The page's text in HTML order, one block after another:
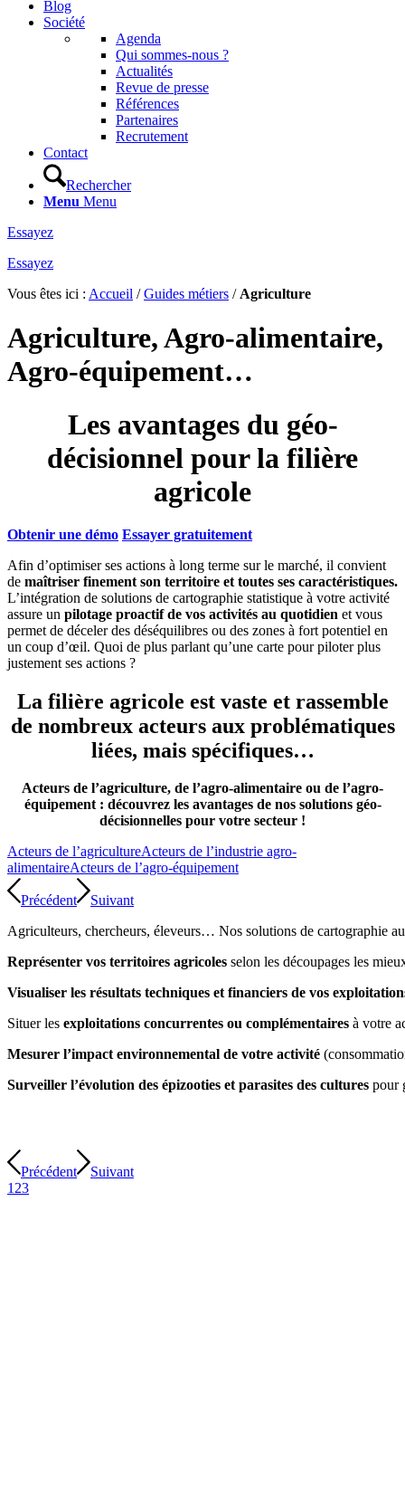
Blog
Société
Agenda
Qui sommes-nous ?
Actualités
Revue de presse
Références
Partenaires
Recrutement
Contact
Rechercher
Menu Menu
Essayez
Essayez
Vous êtes ici : Accueil /Guides métiers / Agriculture
Agriculture, Agro-alimentaire,
Agro-équipement…
Les avantages du géo-
décisionnel pour la filière
agricole
Obtenir une démo Essayer gratuitement
Afin d’optimiser ses actions à long terme sur le marché, il convient
de maîtriser finement son territoire et toutes ses caractéristiques.
L’intégration de solutions de cartographie statistique à votre activité
assure un pilotage proactif de vos activités au quotidien et vous
permet de déceler des déséquilibres ou des zones à fort potentiel en
un coup d’œil. Quoi de plus parlant qu’une carte pour piloter plus
justement ses actions ?
La filière agricole est vaste et rassemble
de nombreux acteurs aux problématiques
liées, mais spécifiques…
Acteurs de l’agriculture, de l’agro-alimentaire ou de l’agro-
équipement : découvrez les avantages de nos solutions géo-
décisionnelles pour votre secteur !
Acteurs de l’agricultureActeurs de l’industrie agro-
alimentaireActeurs de l’agro-équipement
Précédent
Suivant
Agriculteurs, chercheurs, éleveurs… Nos solutions de cartographie
Représenter vos territoires agricoles selon les découpages les
Visualiser les résultats techniques et financiers de vos
Situer les exploitations concurrentes ou complémentaires à votre
Mesurer l’impact environnemental de votre activité
Surveiller l’évolution des épizooties et parasites des cultures pour
Précédent
Suivant
1 23